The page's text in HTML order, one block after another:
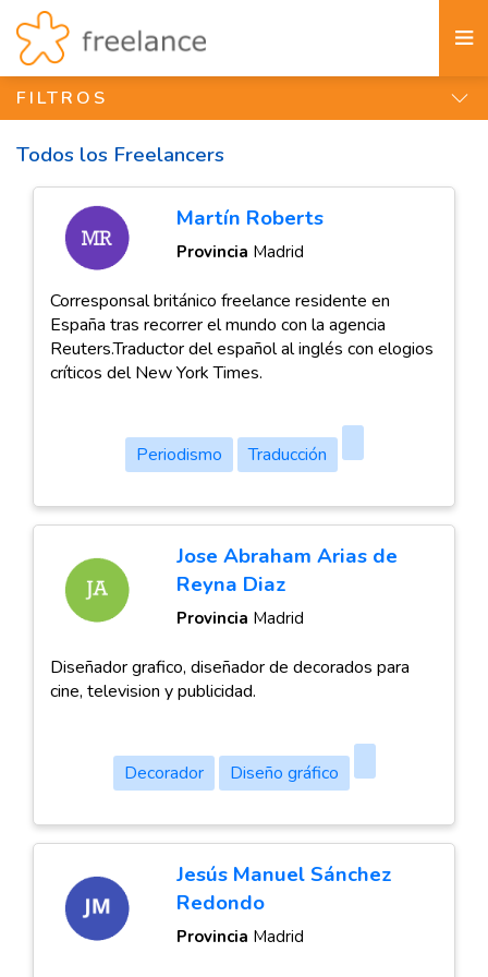
FILTROS
Todos los Freelancers
Martín Roberts
Provincia Madrid
Corresponsal británico freelance residente en
España tras recorrer el mundo con la agencia
Reuters.Traductor del español al inglés con elogios
críticos del New York Times.
Periodismo Traducción
Jose Abraham Arias de
Reyna Diaz
Provincia Madrid
Diseñador grafico, diseñador de decorados para
cine, television y publicidad.
Decorador Diseño gráfico
Jesús Manuel Sánchez
Redondo
Provincia Madrid